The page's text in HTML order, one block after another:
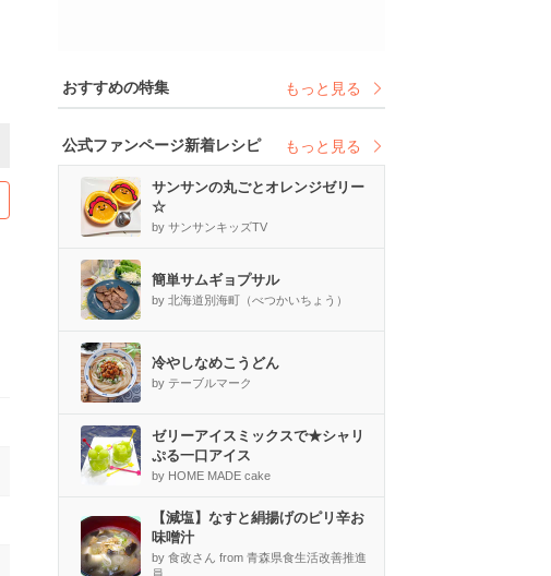
おすすめの特集 もっと見る
公式ファンページ新着レシピ もっと見る
サンサンの丸ごとオレンジゼリー
☆
by サンサンキッズTV
簡単サムギョプサル
by 北海道別海町（べつかいちょう）
冷やしなめこうどん
by テーブルマーク
ゼリーアイスミックスで★シャリ
ぷる一口アイス
by HOME MADE cake
【減塩】なすと絹揚げのピリ辛お
味噌汁
by 食改さん from 青森県食生活改善推進